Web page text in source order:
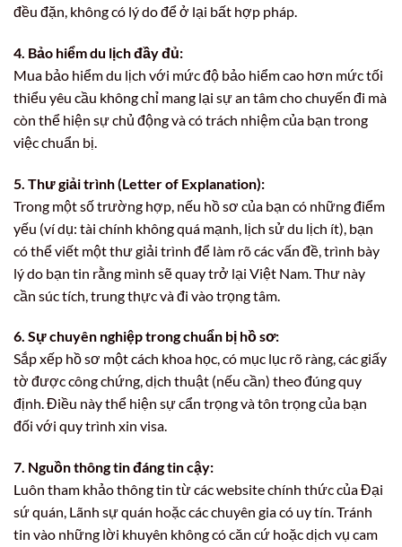
đều đặn, không có lý do để ở lại bất hợp pháp.
4. Bảo hiểm du lịch đầy đủ:
Mua bảo hiểm du lịch với mức độ bảo hiểm cao hơn mức tối
thiểu yêu cầu không chỉ mang lại sự an tâm cho chuyến đi mà
còn thể hiện sự chủ động và có trách nhiệm của bạn trong
việc chuẩn bị.
5. Thư giải trình (Letter of Explanation):
Trong một số trường hợp, nếu hồ sơ của bạn có những điểm
yếu (ví dụ: tài chính không quá mạnh, lịch sử du lịch ít), bạn
có thể viết một thư giải trình để làm rõ các vấn đề, trình bày
lý do bạn tin rằng mình sẽ quay trở lại Việt Nam. Thư này
cần súc tích, trung thực và đi vào trọng tâm.
6. Sự chuyên nghiệp trong chuẩn bị hồ sơ:
Sắp xếp hồ sơ một cách khoa học, có mục lục rõ ràng, các giấy
tờ được công chứng, dịch thuật (nếu cần) theo đúng quy
định. Điều này thể hiện sự cẩn trọng và tôn trọng của bạn
đối với quy trình xin visa.
7. Nguồn thông tin đáng tin cậy:
Luôn tham khảo thông tin từ các website chính thức của Đại
sứ quán, Lãnh sự quán hoặc các chuyên gia có uy tín. Tránh
tin vào những lời khuyên không có căn cứ hoặc dịch vụ cam